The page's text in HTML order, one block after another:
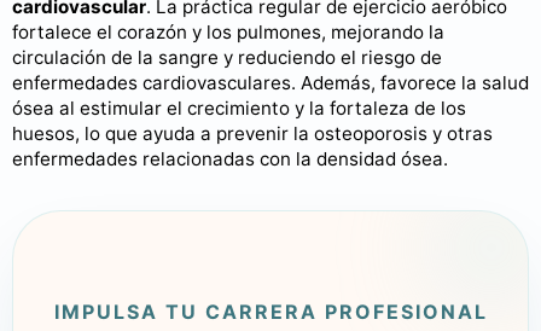
cardiovascular. La práctica regular de ejercicio aeróbico
fortalece el corazón y los pulmones, mejorando la
circulación de la sangre y reduciendo el riesgo de
enfermedades cardiovasculares. Además, favorece la salud
ósea al estimular el crecimiento y la fortaleza de los
huesos, lo que ayuda a prevenir la osteoporosis y otras
enfermedades relacionadas con la densidad ósea.
IMPULSA TU CARRERA PROFESIONAL